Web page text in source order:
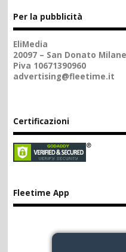
Per la pubblicità
EliMedia
20097 – San Donato
Piva 10671390960
advertising@fleetime.it
Certificazioni
Fleetime App